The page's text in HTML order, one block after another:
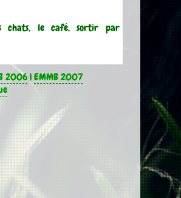
chats, le café, sortir par
2006|EMMB 2007